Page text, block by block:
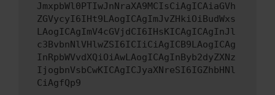
JmxpbWl0PTIwJnNraXA9MCIsCiAgICAiaGVh
ZGVycyI6IHt9LAogICAgImJvZHkiOiBudWxs
LAogICAgImV4cGVjdCI6IHsKICAgICAgInJl
c3BvbnNlVHlwZSI6ICIiCiAgICB9LAogICAg
InRpbWVvdXQiOiAwLAogICAgInByb2dyZXNz
IjogbnVsbCwKICAgICJyaXNreSI6IGZhbHNl
CiAgfQp9